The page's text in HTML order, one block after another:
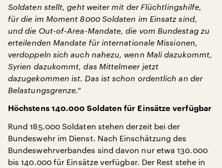
Soldaten stellt, geht weiter mit der Flüchtlingshilfe,
für die im Moment 8000 Soldaten im Einsatz sind,
und die Out-of-Area-Mandate, die vom Bundestag zu
erteilenden Mandate für internationale Missionen,
verdoppeln sich auch nahezu, wenn Mali dazukommt,
Syrien dazukommt, das Mittelmeer jetzt
dazugekommen ist. Das ist schon ordentlich an der
Belastungsgrenze.“
Höchstens 140.000 Soldaten für Einsätze verfügbar
Rund 185.000 Soldaten stehen derzeit bei der
Bundeswehr im Dienst. Nach Einschätzung des
Bundeswehrverbandes sind davon nur etwa 130.000
bis 140.000 für Einsätze verfügbar. Der Rest stehe in